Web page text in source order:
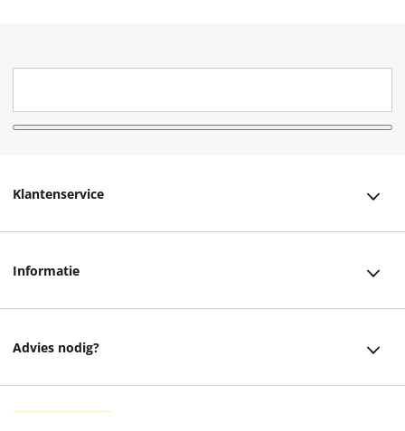
Klantenservice
Retourneren
Informatie
Advies nodig?